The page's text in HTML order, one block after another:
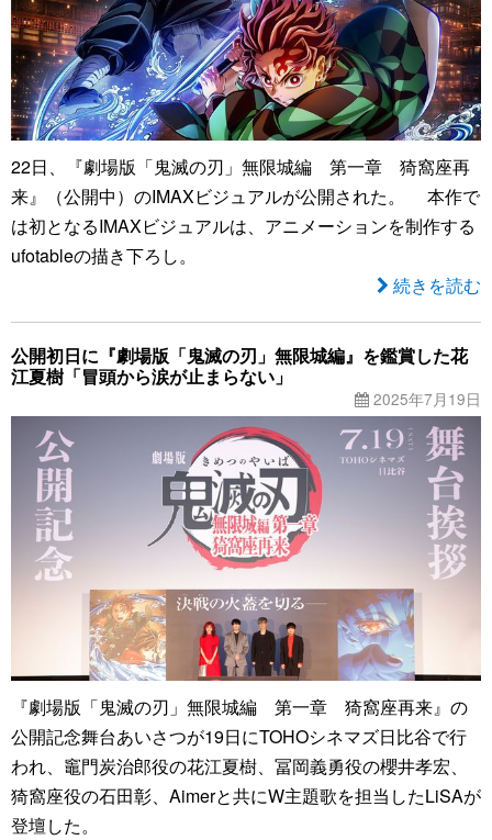
22日、『劇場版「鬼滅の刃」無限城編 第一章 猗窩座再
来』（公開中）のIMAXビジュアルが公開された。 本作で
は初となるIMAXビジュアルは、アニメーションを制作する
ufotableの描き下ろし。
続きを読む
公開初日に『劇場版「鬼滅の刃」無限城編』を鑑賞した花
江夏樹「冒頭から涙が止まらない」
2025年7月19日
『劇場版「鬼滅の刃」無限城編 第一章 猗窩座再来』の
公開記念舞台あいさつが19日にTOHOシネマズ日比谷で行
われ、竈門炭治郎役の花江夏樹、冨岡義勇役の櫻井孝宏、
猗窩座役の石田彰、Aimerと共にW主題歌を担当したLiSAが
登壇した。